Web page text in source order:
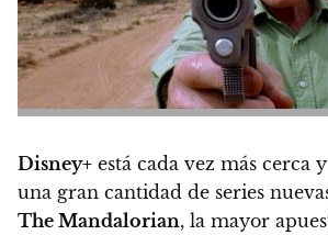
Disney+ está cada vez más cerca
una gran cantidad de series
The Mandalorian, la mayor